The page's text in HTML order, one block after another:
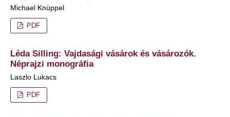
Michael Knüppel
PDF
Léda Silling: Vajdasági vásárok és vásározók.
Néprajzi monográfia
Laszlo Lukacs
PDF